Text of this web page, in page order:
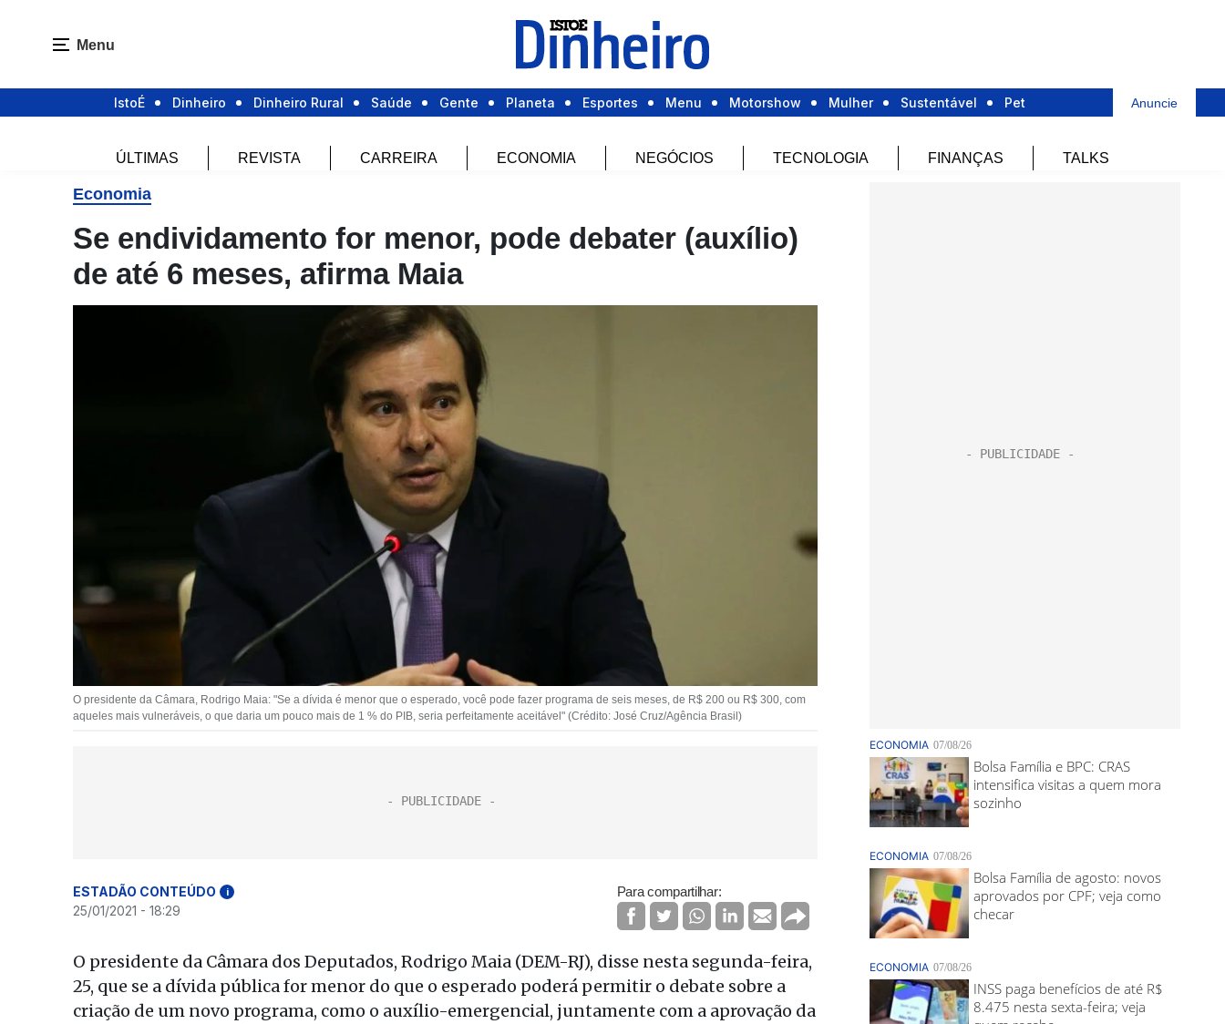
Menu
IstoÉ Dinheiro Dinheiro Rural Saúde Gente Planeta Esportes Menu Motorshow Mulher Sustentável Pet Anuncie
ÚLTIMAS REVISTA CARREIRA ECONOMIA NEGÓCIOS TECNOLOGIA FINANÇAS TALKS
Economia
Se endividamento for menor, pode debater (auxílio)
de até 6 meses, afirma Maia
O presidente da Câmara, Rodrigo Maia: "Se a dívida é menor que o esperado, você pode fazer programa de seis meses, de R$ 200 ou R$ 300, com
aqueles mais vulneráveis, o que daria um pouco mais de 1 % do PIB, seria perfeitamente aceitável" (Crédito: José Cruz/Agência Brasil)
ESTADÃO CONTEÚDO i
25/01/2021 - 18:29
Para compartilhar:
O presidente da Câmara dos Deputados, Rodrigo Maia (DEM-RJ), disse nesta segunda-feira,
25, que se a dívida pública for menor do que o esperado poderá permitir o debate sobre a
criação de um novo programa, como o auxílio-emergencial, juntamente com a aprovação da